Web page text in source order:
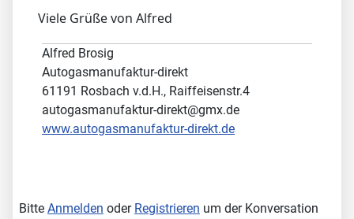
Viele Grüße von Alfred
Alfred Brosig
Autogasmanufaktur-direkt
61191 Rosbach v.d.H., Raiffeisenstr.4
autogasmanufaktur-direkt@gmx.de
www.autogasmanufaktur-direkt.de
Bitte Anmelden oder Registrieren um der Konversation